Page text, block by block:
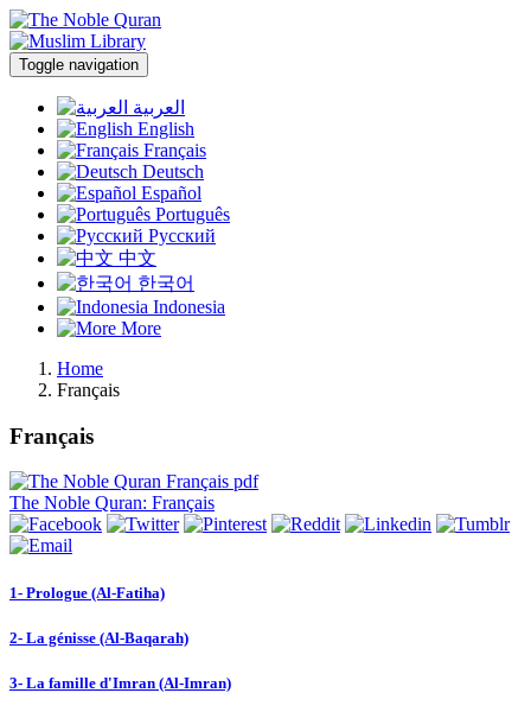
Toggle navigation
العربية
English
Français
Deutsch
Español
Português
Русский
中文
한국어
Indonesia
More
Home
Français
Français
The Noble Quran: Français
1- Prologue (Al-Fatiha)
2- La génisse (Al-Baqarah)
3- La famille d'Imran (Al-Imran)